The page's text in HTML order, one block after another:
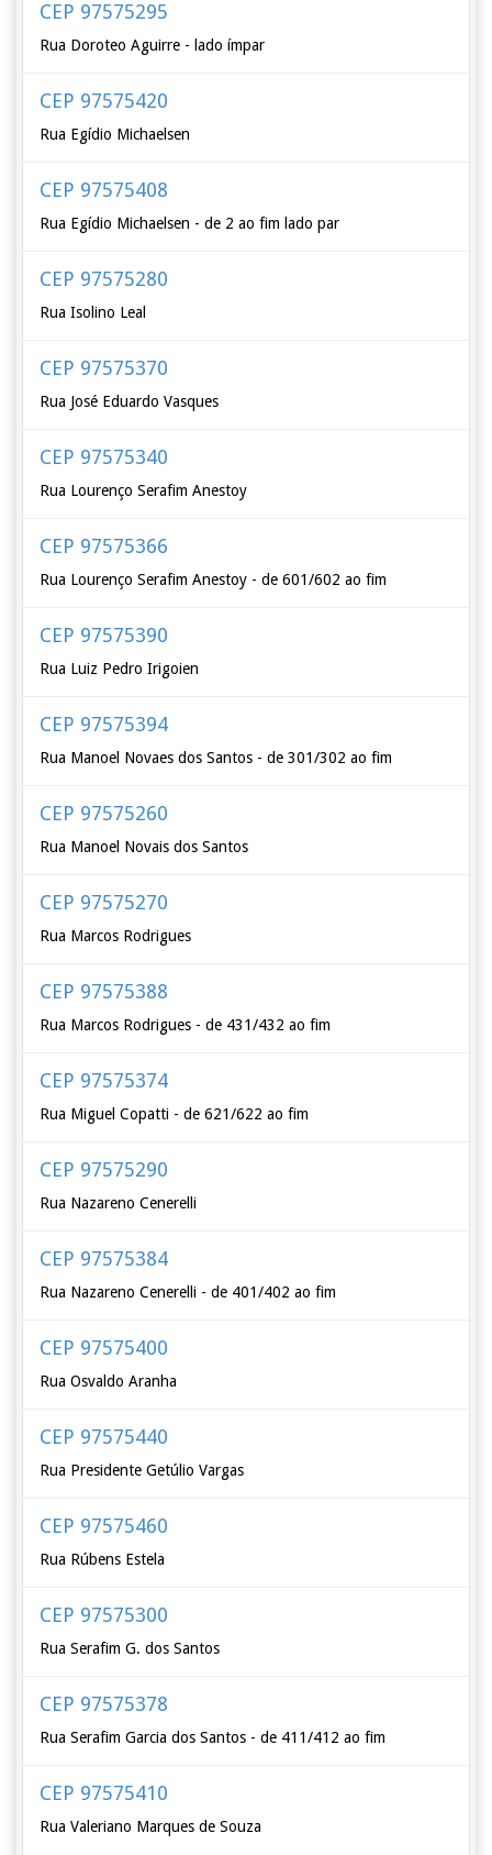
CEP 97575295
Rua Doroteo Aguirre - lado ímpar
CEP 97575420
Rua Egídio Michaelsen
CEP 97575408
Rua Egídio Michaelsen - de 2 ao fim lado par
CEP 97575280
Rua Isolino Leal
CEP 97575370
Rua José Eduardo Vasques
CEP 97575340
Rua Lourenço Serafim Anestoy
CEP 97575366
Rua Lourenço Serafim Anestoy - de 601/602 ao fim
CEP 97575390
Rua Luiz Pedro Irigoien
CEP 97575394
Rua Manoel Novaes dos Santos - de 301/302 ao fim
CEP 97575260
Rua Manoel Novais dos Santos
CEP 97575270
Rua Marcos Rodrigues
CEP 97575388
Rua Marcos Rodrigues - de 431/432 ao fim
CEP 97575374
Rua Miguel Copatti - de 621/622 ao fim
CEP 97575290
Rua Nazareno Cenerelli
CEP 97575384
Rua Nazareno Cenerelli - de 401/402 ao fim
CEP 97575400
Rua Osvaldo Aranha
CEP 97575440
Rua Presidente Getúlio Vargas
CEP 97575460
Rua Rúbens Estela
CEP 97575300
Rua Serafim G. dos Santos
CEP 97575378
Rua Serafim Garcia dos Santos - de 411/412 ao fim
CEP 97575410
Rua Valeriano Marques de Souza